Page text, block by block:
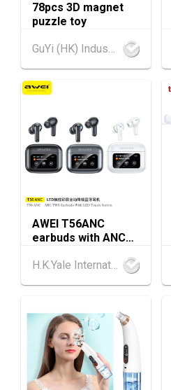
13-15
AUG
香港
13.08.2026 -
香港貿發局香港國際
13-17
AUG
香港
13.08.2026 -
香港貿發局美食博覽
25-27
AUG
中國內地
中國國際紡織⾯料及
6年8月25至27日)
SEP
01.09.2026
國際名表薈萃 2026 (
1-5
香港
01.09.2026 -
心)
SEP
香港國際時尚匯展
9-10
SEP
香港
09.09.2026 -
一帶一路高峰論壇
78pcs 3D magnet
puzzle toy
GuYi (HK) Industrial Co.,Limited
AWEI T56ANC
earbuds with ANC